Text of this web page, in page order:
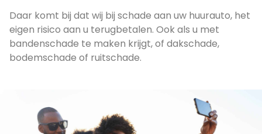
Daar komt bij dat wij bij schade aan uw huurauto, het
eigen risico aan u terugbetalen. Ook als u met
bandenschade te maken krijgt, of dakschade,
bodemschade of ruitschade.